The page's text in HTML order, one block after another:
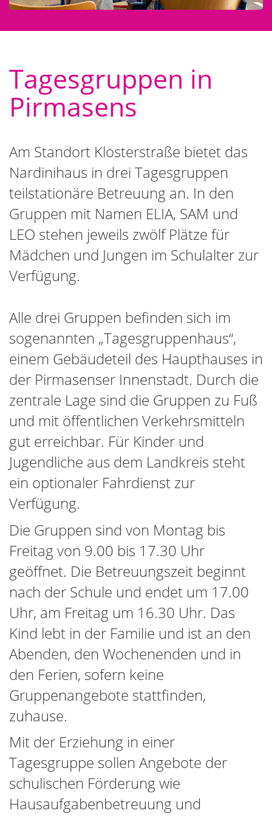
Kita Klosterhof
Ansprechpartner
Tagesgruppen in
Pirmasens
Am Standort Klosterstraße bietet das
Nardinihaus in drei Tagesgruppen
teilstationäre Betreuung an. In den
Gruppen mit Namen ELIA, SAM und
LEO stehen jeweils zwölf Plätze für
Mädchen und Jungen im Schulalter zur
Verfügung.
Alle drei Gruppen befinden sich im
sogenannten „Tagesgruppenhaus“,
einem Gebäudeteil des Haupthauses in
der Pirmasenser Innenstadt. Durch die
zentrale Lage sind die Gruppen zu Fuß
und mit öffentlichen Verkehrsmitteln
gut erreichbar. Für Kinder und
Jugendliche aus dem Landkreis steht
ein optionaler Fahrdienst zur
Verfügung.
Die Gruppen sind von Montag bis
Freitag von 9.00 bis 17.30 Uhr
geöffnet. Die Betreuungszeit beginnt
nach der Schule und endet um 17.00
Uhr, am Freitag um 16.30 Uhr. Das
Kind lebt in der Familie und ist an den
Abenden, den Wochenenden und in
den Ferien, sofern keine
Gruppenangebote stattfinden,
zuhause.
Mit der Erziehung in einer
Tagesgruppe sollen Angebote der
schulischen Förderung wie
Hausaufgabenbetreuung und